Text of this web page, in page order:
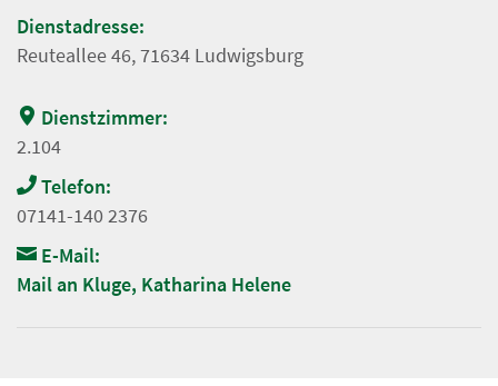
Dienstadresse:
Reuteallee 46, 71634 Ludwigsburg
Dienstzimmer:
2.104
Telefon:
07141-140 2376
E-Mail:
Mail an Kluge, Katharina Helene